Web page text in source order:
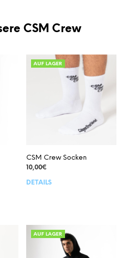
CSM Crew
mehrere
Varianten
AUF LAGER
CSM Crew Socken
10,00€
DETAILS
AUF LAGER